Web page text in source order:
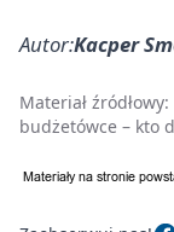
Autor:Kacper
Materiał źródłowy:
budżetówce – kto